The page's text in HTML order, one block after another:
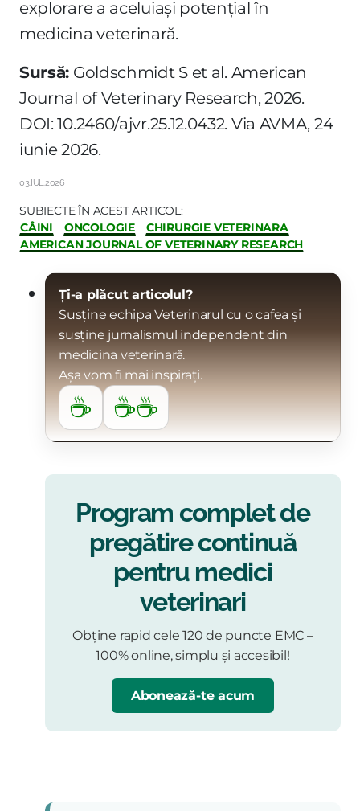
explorare a aceluiași potențial în
medicina veterinară.
Sursă: Goldschmidt S et al. American
Journal of Veterinary Research, 2026.
DOI: 10.2460/ajvr.25.12.0432. Via AVMA, 24
iunie 2026.
03.IUL.2026
SUBIECTE ÎN ACEST ARTICOL:
CÂINI
ONCOLOGIE
CHIRURGIE VETERINARA
AMERICAN JOURNAL OF VETERINARY RESEARCH
Ți-a plăcut articolul?
Susține echipa Veterinarul cu o cafea și
susține jurnalismul independent din
medicina veterinară.
Așa vom fi mai inspirați.
☕ ☕☕
Program complet de
pregătire continuă
pentru medici
veterinari
Obține rapid cele 120 de puncte EMC –
100% online, simplu și accesibil!
Abonează-te acum